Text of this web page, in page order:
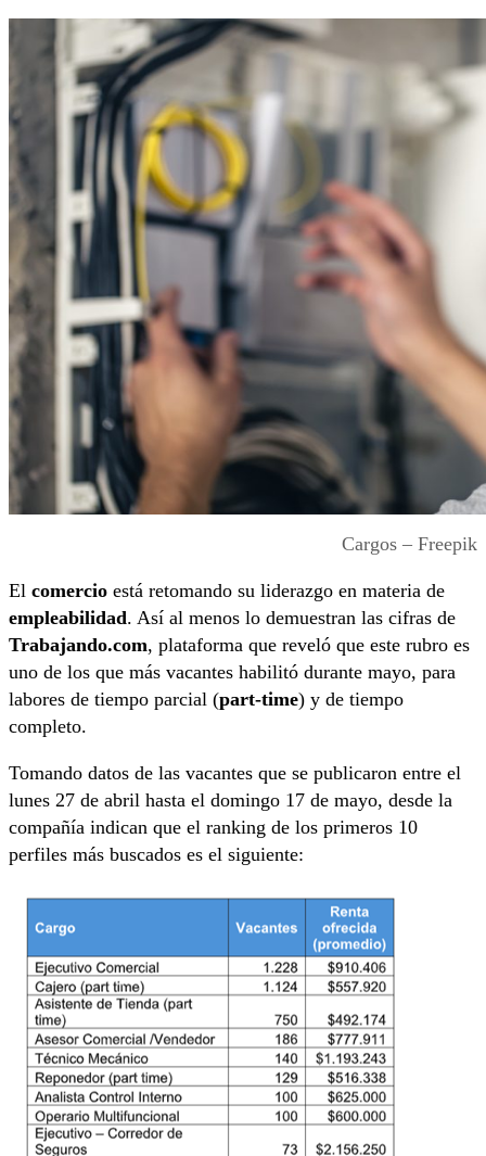
Cargos – Freepik
El comercio está retomando su liderazgo en materia de
empleabilidad. Así al menos lo demuestran las cifras de
Trabajando.com, plataforma que reveló que este rubro es
uno de los que más vacantes habilitó durante mayo, para
labores de tiempo parcial (part-time) y de tiempo
completo.
Tomando datos de las vacantes que se publicaron entre el
lunes 27 de abril hasta el domingo 17 de mayo, desde la
compañía indican que el ranking de los primeros 10
perfiles más buscados es el siguiente: